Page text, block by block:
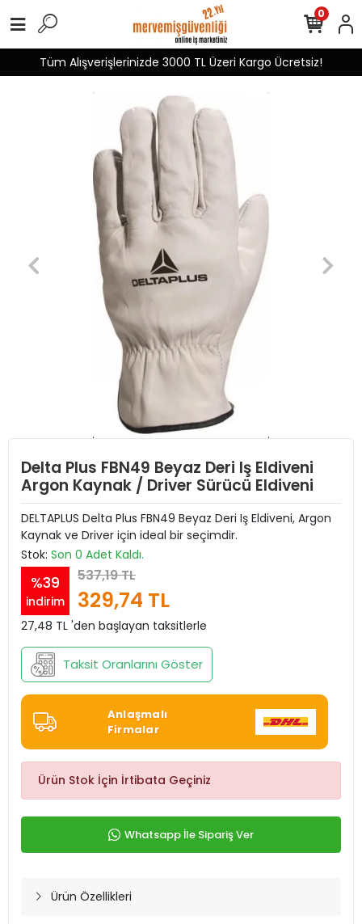
Tüm Alışverişlerinizde 3000 TL Üzeri Kargo Ücretsiz!
0
Delta Plus FBN49 Beyaz Deri Iş Eldiveni
Argon Kaynak / Driver Sürücü Eldiveni
DELTAPLUS Delta Plus FBN49 Beyaz Deri Iş Eldiveni, Argon
Kaynak ve Driver için ideal bir seçimdir.
Stok: Son 0 Adet Kaldı.
%39
indirim
537,19 TL
329,74 TL
27,48 TL 'den başlayan taksitlerle
Taksit Oranlarını Göster
Anlaşmalı
Firmalar
Ürün Stok İçin İrtibata Geçiniz
Whatsapp İle Sipariş Ver
Ürün Özellikleri